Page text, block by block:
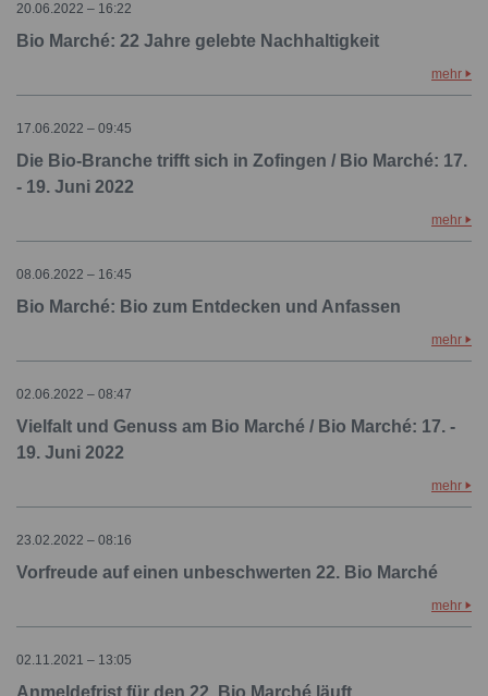
20.06.2022 – 16:22
Bio Marché: 22 Jahre gelebte Nachhaltigkeit
mehr
17.06.2022 – 09:45
Die Bio-Branche trifft sich in Zofingen / Bio Marché: 17.
- 19. Juni 2022
mehr
08.06.2022 – 16:45
Bio Marché: Bio zum Entdecken und Anfassen
mehr
02.06.2022 – 08:47
Vielfalt und Genuss am Bio Marché / Bio Marché: 17. -
19. Juni 2022
mehr
23.02.2022 – 08:16
Vorfreude auf einen unbeschwerten 22. Bio Marché
mehr
02.11.2021 – 13:05
Anmeldefrist für den 22. Bio Marché läuft